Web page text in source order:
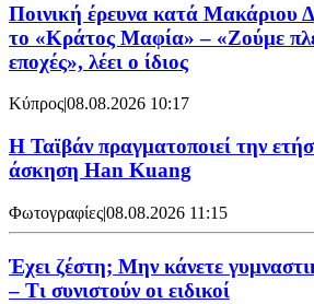
Ποινική έρευνα κατά Μακάριου
το «Κράτος Μαφία» – «Ζούμε
εποχές», λέει ο ίδιος
Κύπρος|08.08.2026 10:17
Η Ταϊβάν πραγματοποιεί την
άσκηση Han Kuang
Φωτογραφίες|08.08.2026 11:15
Έχει ζέστη; Μην κάνετε
– Τι συνιστούν οι ειδικοί